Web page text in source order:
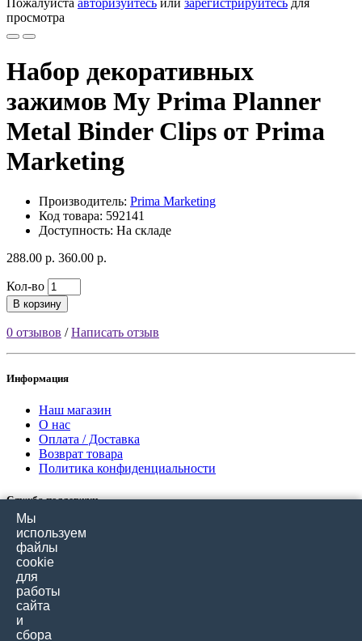
просмотра
Набор декоративных
зажимов My Prima Planner
Metal Binder Clips от Prima
Marketing
Производитель: Prima Marketing
Код товара: 592141
Доступность: На складе
288.00 р. 360.00 р.
Кол-во
В корзину
0 отзывов /Написать отзыв
Информация
Наш магазин
О нас
Оплата / Доставка
Возврат товара
Политика конфиденциальности
Служба поддержки
Связаться с нами
Отзывы покупателей
Карта сайта
Дополнительно
Мы
используем
файлы
cookie
для
работы
сайта
и
сбора